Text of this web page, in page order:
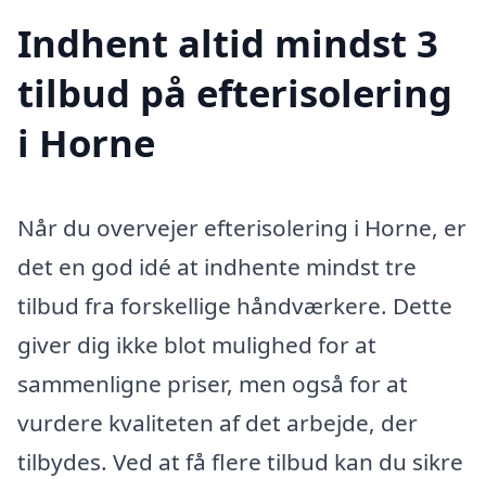
Indhent altid mindst 3
tilbud på efterisolering
i Horne
Når du overvejer efterisolering i Horne, er
det en god idé at indhente mindst tre
tilbud fra forskellige håndværkere. Dette
giver dig ikke blot mulighed for at
sammenligne priser, men også for at
vurdere kvaliteten af det arbejde, der
tilbydes. Ved at få flere tilbud kan du sikre